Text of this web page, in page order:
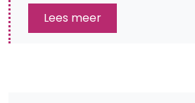
Lees meer